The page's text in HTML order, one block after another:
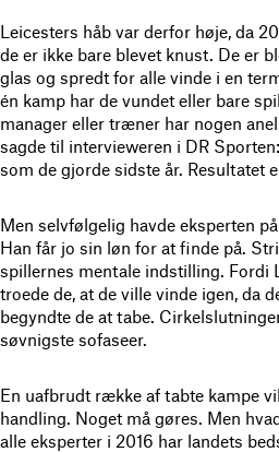
Leicesters håb var derfor høje, da
de er ikke bare blevet knust. De er
glas og spredt for alle vinde i en
én kamp har de vundet eller bare
manager eller træner har nogen
sagde til intervieweren i DR
som de gjorde sidste år. Resultatet
Men selvfølgelig havde eksperten
Han får jo sin løn for at finde på.
spillernes mentale indstilling. Fordi
troede de, at de ville vinde igen, da
begyndte de at tabe.
søvnigste sofaseer.
En uafbrudt række af tabte kampe
handling. Noget må gøres. Men
alle eksperter i 2016 har landets